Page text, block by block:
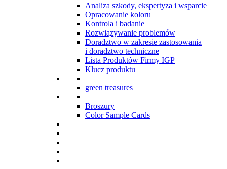
Analiza szkody, ekspertyza i wsparcie
Opracowanie koloru
Kontrola i badanie
Rozwiązywanie problemów
Doradztwo w zakresie zastosowania
i doradztwo techniczne
Lista Produktów Firmy IGP
Klucz produktu
green treasures
Broszury
Color Sample Cards